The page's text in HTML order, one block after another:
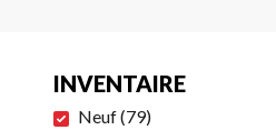
INVENTAIRE
Neuf(79)